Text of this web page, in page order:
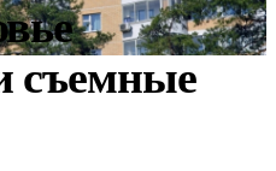
съемные